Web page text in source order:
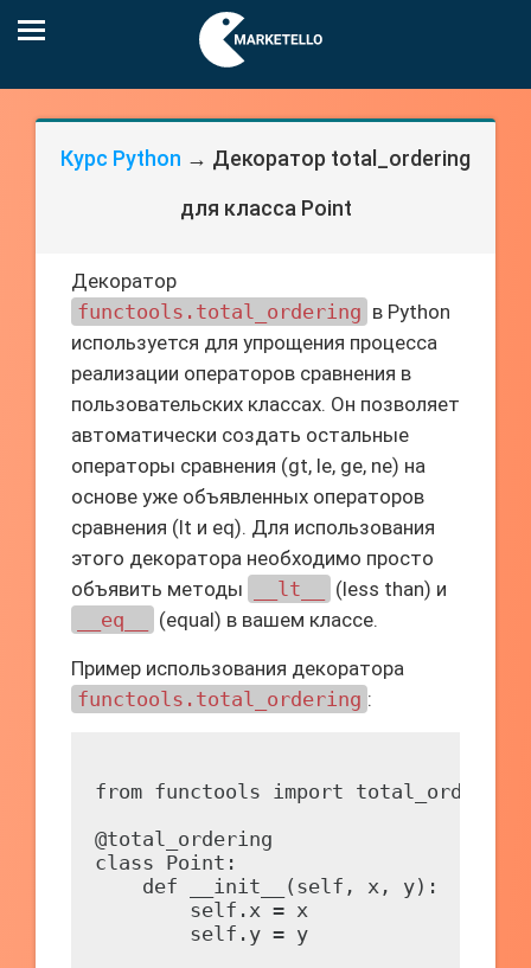
Курс Python → Декоратор total_ordering
для класса Point
Декоратор
functools.total_ordering в Python
используется для упрощения процесса
реализации операторов сравнения в
пользовательских классах. Он позволяет
автоматически создать остальные
операторы сравнения (gt, le, ge, ne) на
основе уже объявленных операторов
сравнения (lt и eq). Для использования
этого декоратора необходимо просто
объявить методы
__lt__
(less than) и
__eq__
(equal) в вашем классе.
Пример использования декоратора
functools.total_ordering :
from functools import total_ordering
@total_ordering
class Point:
    def __init__(self, x, y):
        self.x = x
        self.y = y